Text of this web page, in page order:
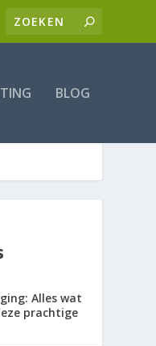
BLOG
Alles wat
prachtige